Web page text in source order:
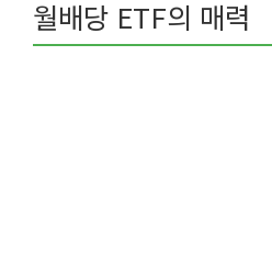
월배당 ETF의 매력